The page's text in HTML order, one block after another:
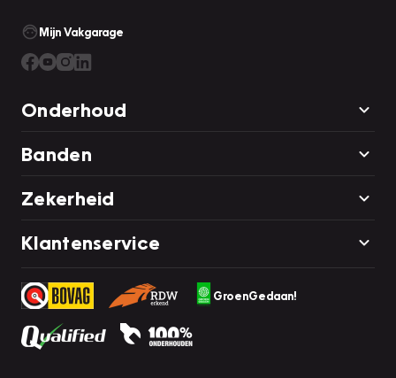
Mijn Vakgarage
Onderhoud
Banden
Zekerheid
Klantenservice
GroenGedaan!